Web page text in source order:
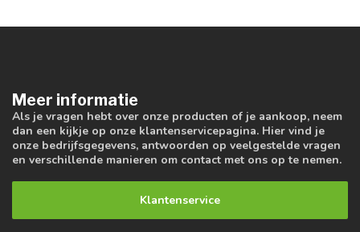
Meer informatie
Als je vragen hebt over onze producten of je aankoop, neem
dan een kijkje op onze klantenservicepagina. Hier vind je
onze bedrijfsgegevens, antwoorden op veelgestelde vragen
en verschillende manieren om contact met ons op te nemen.
Klantenservice